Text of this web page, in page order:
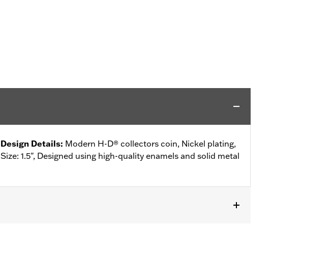
Design Details: Modern H-D® collectors coin, Nickel plating,
Size: 1.5", Designed using high-quality enamels and solid metal